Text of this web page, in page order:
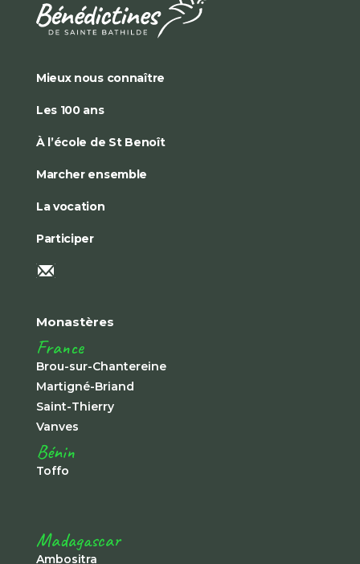
Mieux nous connaître
Les 100 ans
À l’école de St Benoît
Marcher ensemble
La vocation
Participer
Monastères
France
Brou-sur-Chantereine
Martigné-Briand
Saint-Thierry
Vanves
Bénin
Toffo
Madagascar
Ambositra